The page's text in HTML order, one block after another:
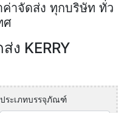
ค่าจัดส่ง ทุกบริษัท ทั่ว
ศ
ง KERRY
ประเภทบรรจุภัณฑ์